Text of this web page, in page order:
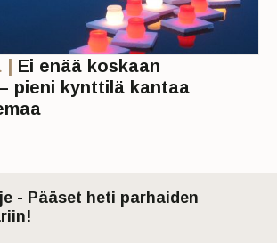
Ei enää koskaan
pieni kynttilä kantaa
- Pääset heti parhaiden